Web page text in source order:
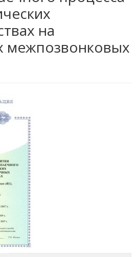
на
межпозвонковых